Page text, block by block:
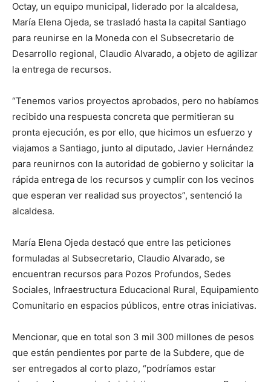
Octay, un equipo municipal, liderado por la alcaldesa,
María Elena Ojeda, se trasladó hasta la capital Santiago
para reunirse en la Moneda con el Subsecretario de
Desarrollo regional, Claudio Alvarado, a objeto de agilizar
la entrega de recursos.
“Tenemos varios proyectos aprobados, pero no habíamos
recibido una respuesta concreta que permitieran su
pronta ejecución, es por ello, que hicimos un esfuerzo y
viajamos a Santiago, junto al diputado, Javier Hernández
para reunirnos con la autoridad de gobierno y solicitar la
rápida entrega de los recursos y cumplir con los vecinos
que esperan ver realidad sus proyectos”, sentenció la
alcaldesa.
María Elena Ojeda destacó que entre las peticiones
formuladas al Subsecretario, Claudio Alvarado, se
encuentran recursos para Pozos Profundos, Sedes
Sociales, Infraestructura Educacional Rural, Equipamiento
Comunitario en espacios públicos, entre otras iniciativas.
Mencionar, que en total son 3 mil 300 millones de pesos
que están pendientes por parte de la Subdere, que de
ser entregados al corto plazo, “podríamos estar